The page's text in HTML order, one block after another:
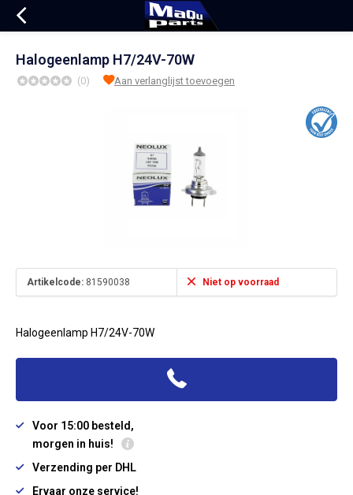
Halogeenlamp H7/24V-70W
(0) Aan verlanglijst toevoegen
Artikelcode: 81590038 Niet op voorraad
Halogeenlamp H7/24V-70W
Voor 15:00 besteld,
morgen in huis!
Verzending per DHL
Ervaar onze service!